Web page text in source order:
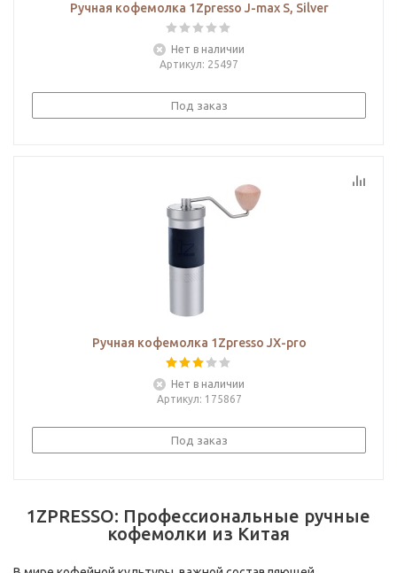
Ручная кофемолка 1Zpresso J-max S, Silver
Нет в наличии
Артикул: 25497
Под заказ
Ручная кофемолка 1Zpresso JX-pro
Нет в наличии
Артикул: 175867
Под заказ
1ZPRESSO: Профессиональные ручные
кофемолки из Китая